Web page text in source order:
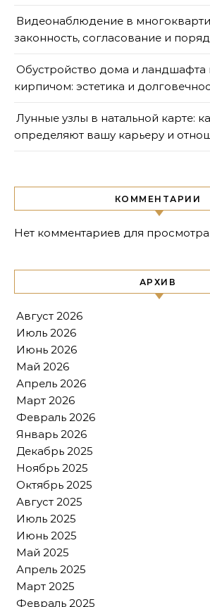
Видеонаблюдение в
законность, согласование и
Обустройство дома и
кирпичом: эстетика и
Лунные узлы в натальной карте:
определяют вашу карьеру и
КОММЕНТАРИИ
Нет комментариев для просмотра.
АРХИВ
Август 2026
Июль 2026
Июнь 2026
Май 2026
Апрель 2026
Март 2026
Февраль 2026
Январь 2026
Декабрь 2025
Ноябрь 2025
Октябрь 2025
Август 2025
Июль 2025
Июнь 2025
Май 2025
Апрель 2025
Март 2025
Февраль 2025